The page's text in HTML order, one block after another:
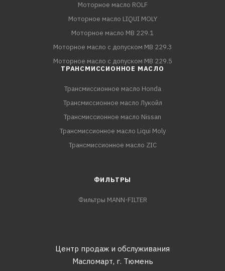
Моторное масло ROLF
Моторное масло LIQUI MOLY
Моторное масло MB 229.1
Моторное масло с допуском MB 229.3
Моторное масло с допуском MB 229.5
ТРАНСМИССИОННОЕ МАСЛО
Трансмиссионное масло Honda
Трансмиссионное масло Лукойл
Трансмиссионное масло Nissan
Трансмиссионное масло Liqui Moly
Трансмиссионное масло ZIC
ФИЛЬТРЫ
Фильтры MANN-FILTER
Центр продаж и обслуживания
Масломарт, г. Тюмень